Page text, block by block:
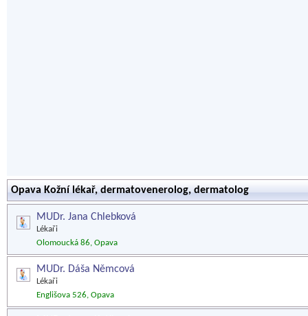
Opava Kožní lékař, dermatovenerolog, dermatolog
MUDr. Jana Chlebková
Lékaři
Olomoucká 86, Opava
MUDr. Dáša Němcová
Lékaři
Englišova 526, Opava